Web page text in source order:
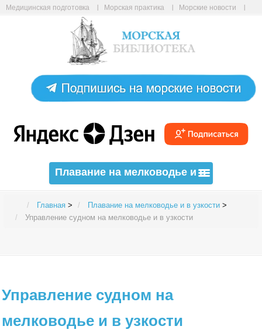
Медицинская подготовка Морская практика
Морские новости
Авиабилеты онлайн
Плавание на мелководье и в
Главная > Плавание на мелководье и в узкости >
Управление судном на мелководье и в узкости
Управление судном на
мелководье и в узкости